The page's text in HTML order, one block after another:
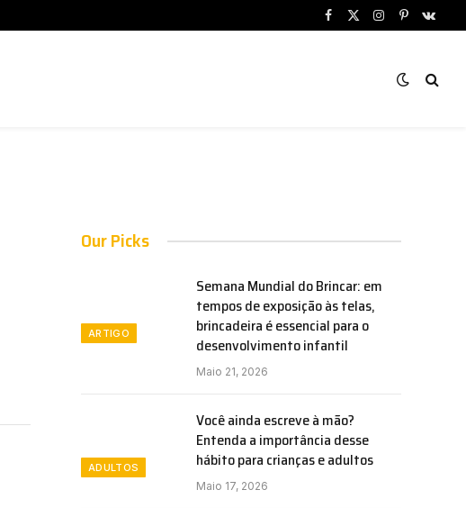
Facebook
X
Instagram
Pinterest
Our Picks
ARTIGO
Semana Mundial do Brincar: em
tempos de exposição às telas,
brincadeira é essencial para o
desenvolvimento infantil
Maio 21, 2026
ADULTOS
Você ainda escreve à mão?
Entenda a importância desse
hábito para crianças e adultos
Maio 17, 2026